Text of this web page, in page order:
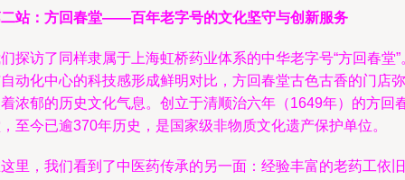
站：方回春堂——百年老字号的文化坚守与创新服务
探访了同样隶属于上海虹桥药业体系的中华老字号“方回春堂”
动化中心的科技感形成鲜明对比，方回春堂古色古香的门店弥
浓郁的历史文化气息。创立于清顺治六年（1649年）的方回
至今已逾370年历史，是国家级非物质文化遗产保护单位。
里，我们看到了中医药传承的另一面：经验丰富的老药工依旧